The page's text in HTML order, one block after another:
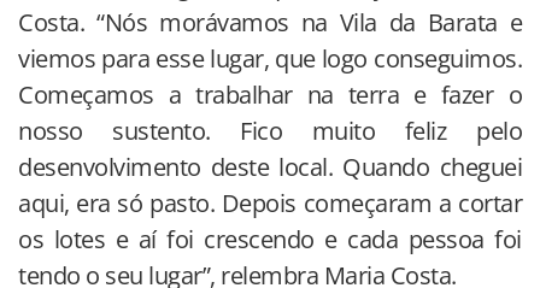
Costa. “Nós morávamos na Vila da Barata e
viemos para esse lugar, que logo conseguimos.
Começamos a trabalhar na terra e fazer o
nosso sustento. Fico muito feliz pelo
desenvolvimento deste local. Quando cheguei
aqui, era só pasto. Depois começaram a cortar
os lotes e aí foi crescendo e cada pessoa foi
tendo o seu lugar”, relembra Maria Costa.